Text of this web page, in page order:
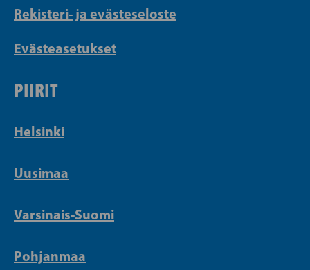
Rekisteri- ja evästeseloste
Evästeasetukset
PIIRIT
Helsinki
Uusimaa
Varsinais-Suomi
Pohjanmaa